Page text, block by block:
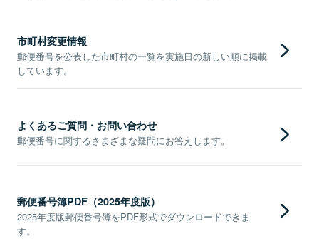
市町村変更情報
郵便番号を公表した市町村の一覧を実施日の新しい順に掲載
しています。
よくあるご質問・お問い合わせ
郵便番号に関するさまざまな疑問にお答えします。
郵便番号簿PDF（2025年度版）
2025年度版郵便番号簿をPDF形式でダウンロードできま
す。